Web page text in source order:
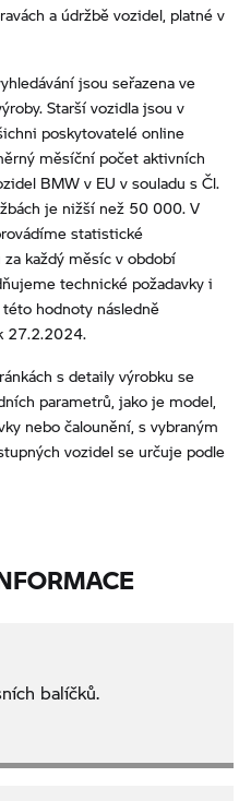
a údržbě vozidel, platné v
jsou seřazena ve
Starší vozidla jsou v
poskytovatelé online
měsíční počet aktivních
BMW v EU v souladu s Čl.
je nižší než 50 000. V
statistické
každý měsíc v období
technické požadavky i
této hodnoty následně
27.2.2024.
s detaily výrobku se
parametrů, jako je model,
nebo čalounění, s vybraným
vozidel se určuje podle
balíčků.